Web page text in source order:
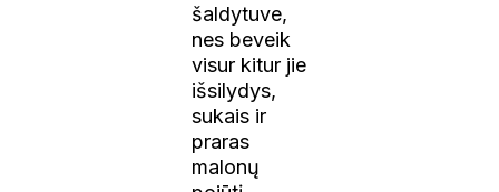
šaldytuve,
nes beveik
visur kitur jie
išsilydys,
sukais ir
praras
malonų